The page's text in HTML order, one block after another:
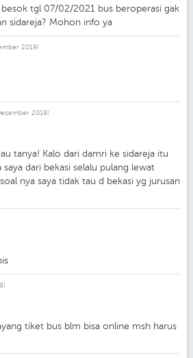
tgl 07/02/2021 bus beroperasi gak
sidareja? Mohon info ya
2019)
2019)
tanya! Kalo dari damri ke sidareja itu
saya dari bekasi selalu pulang lewat
nya saya tidak tau d bekasi yg jurusan
tiket bus blm bisa online msh harus